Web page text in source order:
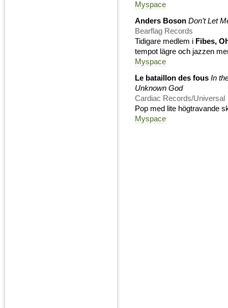
Myspace
Anders Boson Don’t Let
Bearflag Records
Tidigare medlem i Fibes,
tempot lägre och jazzen
Myspace
Le bataillon des fous In
Unknown God
Cardiac Records/Universal
Pop med lite högtravande
Myspace